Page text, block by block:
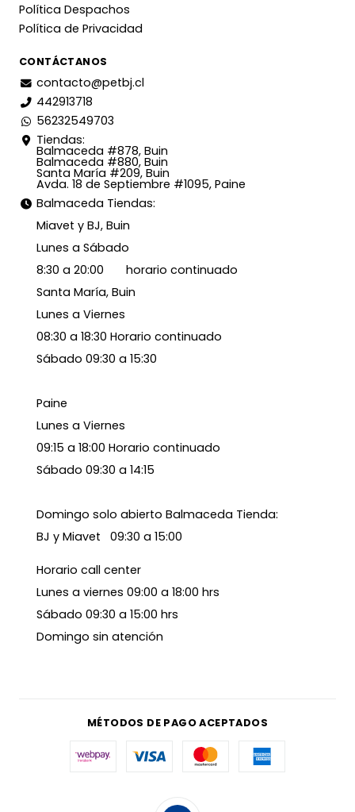
Política Despachos
Política de Privacidad
CONTÁCTANOS
contacto@petbj.cl
442913718
56232549703
Tiendas:
Balmaceda #878, Buin
Balmaceda #880, Buin
Santa María #209, Buin
Avda. 18 de Septiembre #1095, Paine
Balmaceda Tiendas:
Miavet y BJ, Buin
Lunes a Sábado
8:30 a 20:00 horario continuado
Santa María, Buin
Lunes a Viernes
08:30 a 18:30 Horario continuado
Sábado 09:30 a 15:30
Paine
Lunes a Viernes
09:15 a 18:00 Horario continuado
Sábado 09:30 a 14:15
Domingo solo abierto Balmaceda Tienda:
BJ y Miavet 09:30 a 15:00
Horario call center
Lunes a viernes 09:00 a 18:00 hrs
Sábado 09:30 a 15:00 hrs
Domingo sin atención
MÉTODOS DE PAGO ACEPTADOS